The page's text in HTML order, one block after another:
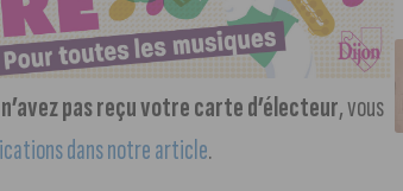
pas reçu votre carte d’électeur, vous
dans notre article.